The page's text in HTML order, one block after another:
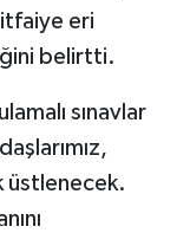
itfaiye eri
belirtti.
sınavlar
üstlenecek.